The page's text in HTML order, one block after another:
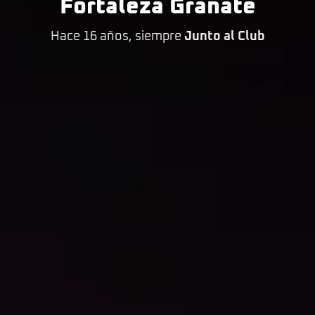
Fortaleza Granate
Hace 16 años, siempre Junto al Club